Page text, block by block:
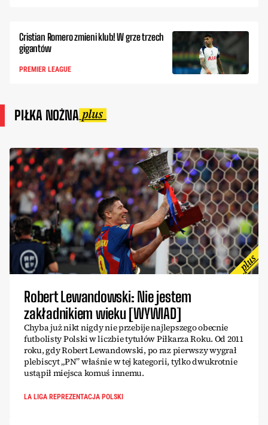
Cristian Romero zmieni klub! W grze trzech
gigantów
PREMIER LEAGUE
PIŁKA NOŻNA
Robert Lewandowski: Nie jestem
zakładnikiem wieku [WYWIAD]
Chyba już nikt nigdy nie przebije najlepszego obecnie
futbolisty Polski w liczbie tytułów Piłkarza Roku. Od 2011
roku, gdy Robert Lewandowski, po raz pierwszy wygrał
plebiscyt „PN” właśnie w tej kategorii, tylko dwukrotnie
ustąpił miejsca komuś innemu.
LA LIGA REPREZENTACJA POLSKI